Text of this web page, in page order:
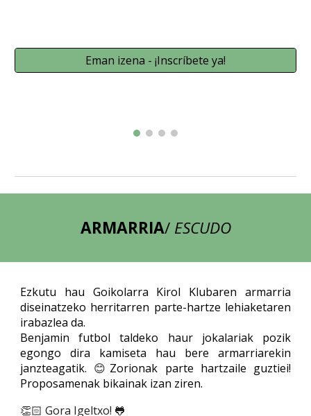
Eman izena - ¡Inscríbete ya!
ARMARRIA/ESCUDO
Ezkutu hau Goikolarra Kirol Klubaren armarria
diseinatzeko herritarren parte-hartze lehiaketaren
irabazlea da.
Benjamin futbol taldeko haur jokalariak pozik
egongo dira kamiseta hau bere armarriarekin
janzteagatik. 😊 Zorionak parte hartzaile guztiei!
Proposamenak bikainak izan ziren.
👏🏻 Gora Igeltxo! 🐸